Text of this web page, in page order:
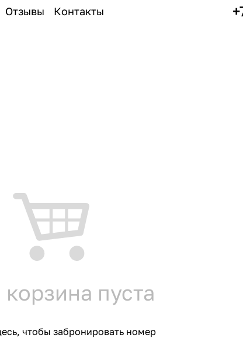
Отзывы Контакты
пуста
, чтобы забронировать номер